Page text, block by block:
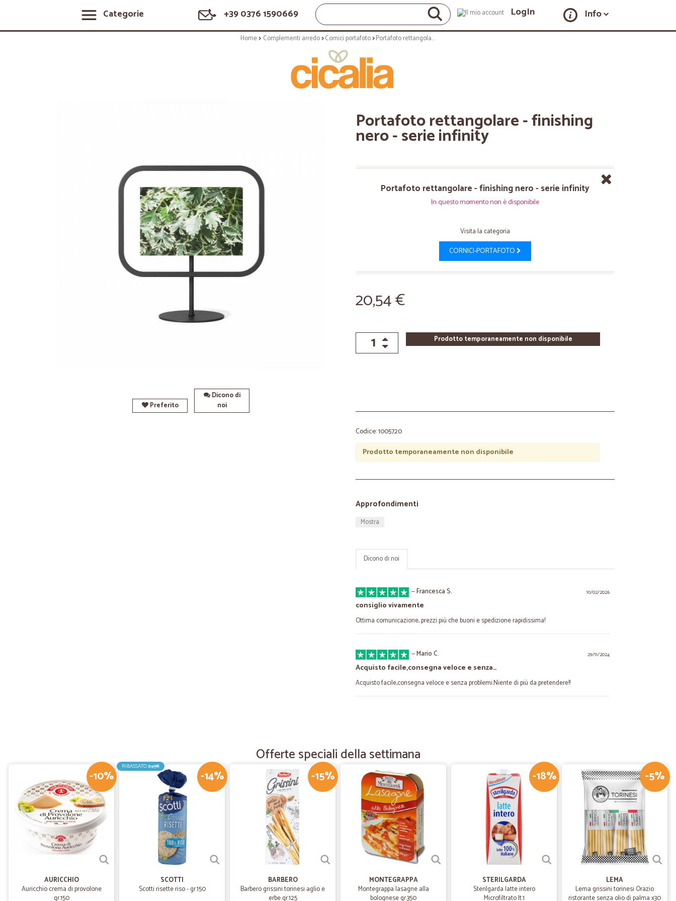
Categorie +39 0376 1590669 LogIn Info
Home Complementi arredo Cornici portafoto Portafoto rettangolare - finishing nero - serie infinity
Preferito
Dicono di
noi
Portafoto rettangolare - finishing
nero - serie infinity
Portafoto rettangolare - finishing nero - serie infinity
In questo momento non è disponibile
Visita la categoria
CORNICI-PORTAFOTO
20,54 €
Prodotto temporaneamente non disponibile
Codice: 1005720
Prodotto temporaneamente non disponibile
Approfondimenti
Mostra
Dicono di noi
10/02/2026
—Francesca S.
consiglio vivamente
Ottima comunicazione, prezzi più che buoni e spedizione rapidissima!
29/11/2024
—Mario C.
Acquisto facile,consegna veloce e senza…
Acquisto facile,consegna veloce e senza problemi.Niente di più da pretendere!!
06/02/2023
—Lamberto lorenzo Z.
Ottimi prodotti ed ottimo trasporto
Ottimi prodotti ed ottimo trasporto
05/06/2020
—Simonetta V.
Molto soddisfatta dei miei acquisti
prodotti.
Offerte speciali della settimana
-10%
AURICCHIO
Auricchio crema di provolone
gr.150
-14%
RIBASSATO2,45€
SCOTTI
Scotti risette riso - gr.150
-15%
BARBERO
Barbero grissini torinesi aglio e
erbe gr.125
MONTEGRAPPA
Montegrappa lasagne alla
bolognese gr.350
-18%
STERILGARDA
Sterilgarda latte intero
Microfiltrato lt.1
-5%
LEMA
Lema grissini torinesi Orazio
ristorante senza olio di palma x30